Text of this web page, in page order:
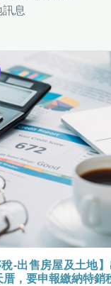
息
-出售房屋及土地
，要申報繳納特銷